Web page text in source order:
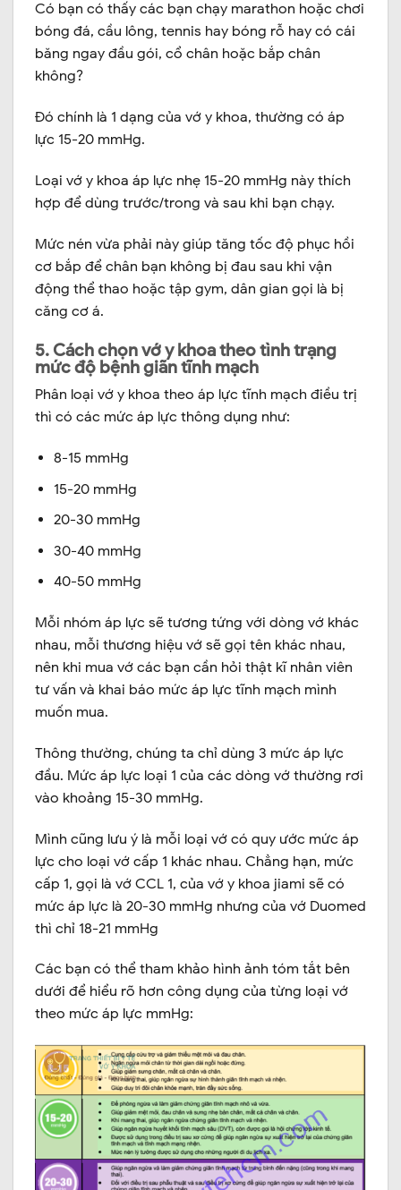
Có bạn có thấy các bạn chạy marathon hoặc chơi
bóng đá, cầu lông, tennis hay bóng rỗ hay có cái
băng ngay đầu gói, cổ chân hoặc bắp chân
không?
Đó chính là 1 dạng của vớ y khoa, thường có áp
lực 15-20 mmHg.
Loại vớ y khoa áp lực nhẹ 15-20 mmHg này thích
hợp để dùng trước/trong và sau khi bạn chạy.
Mức nén vừa phải này giúp tăng tốc độ phục hồi
cơ bắp để chân bạn không bị đau sau khi vận
động thể thao hoặc tập gym, dân gian gọi là bị
căng cơ á.
5. Cách chọn vớ y khoa theo tình trạng
mức độ bệnh giãn tĩnh mạch
Phân loại vớ y khoa theo áp lực tĩnh mạch điều trị
thì có các mức áp lực thông dụng như:
8-15 mmHg
15-20 mmHg
20-30 mmHg
30-40 mmHg
40-50 mmHg
Mỗi nhóm áp lực sẽ tương tứng với dòng vớ khác
nhau, mỗi thương hiệu vớ sẽ gọi tên khác nhau,
nên khi mua vớ các bạn cần hỏi thật kĩ nhân viên
tư vấn và khai báo mức áp lực tĩnh mạch mình
muốn mua.
Thông thường, chúng ta chỉ dùng 3 mức áp lực
đầu. Mức áp lực loại 1 của các dòng vớ thường rơi
vào khoảng 15-30 mmHg.
Mình cũng lưu ý là mỗi loại vớ có quy ước mức áp
lực cho loại vớ cấp 1 khác nhau. Chẳng hạn, mức
cấp 1, gọi là vớ CCL 1, của vớ y khoa jiami sẽ có
mức áp lực là 20-30 mmHg nhưng của vớ Duomed
thì chỉ 18-21 mmHg
Các bạn có thể tham khảo hình ảnh tóm tắt bên
dưới để hiểu rõ hơn công dụng của từng loại vớ
theo mức áp lực mmHg: